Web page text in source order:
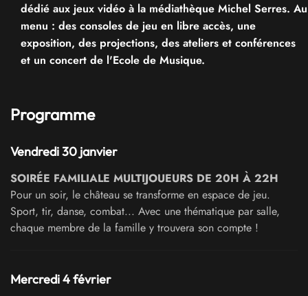
dédié aux jeux vidéo à la médiathèque Michel Serres. Au
menu : des consoles de jeu en libre accès, une
exposition, des projections, des ateliers et conférences
et un concert de l'Ecole de Musique.
Programme
Vendredi 30 janvier
SOIRÉE FAMILIALE MULTIJOUEURS DE 20H À 22H
Pour un soir, le château se transforme en espace de jeu.
Sport, tir, danse, combat... Avec une thématique par salle,
chaque membre de la famille y trouvera son compte !
Mercredi 4 février